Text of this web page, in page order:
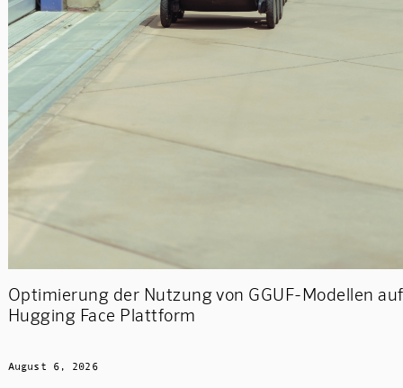
Optimierung der Nutzung von GGUF-Modellen
Hugging Face Plattform
August 6, 2026